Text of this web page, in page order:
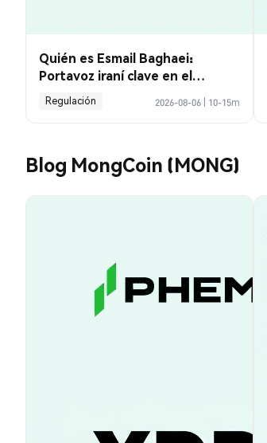
Quién es Esmail Baghaei:
Portavoz iraní clave en el
acuerdo de Hormuz
Regulación 2026-08-06 10-15m
Blog MongCoin (MONG)